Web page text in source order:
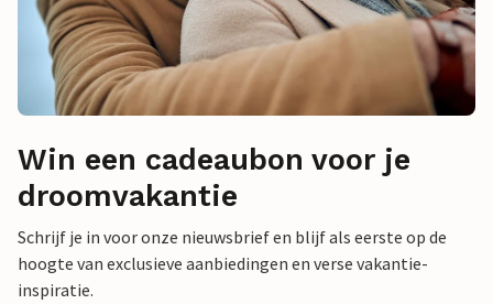
Win een cadeaubon voor je
droomvakantie
Schrijf je in voor onze nieuwsbrief en blijf als eerste op de
hoogte van exclusieve aanbiedingen en verse vakantie-
inspiratie.